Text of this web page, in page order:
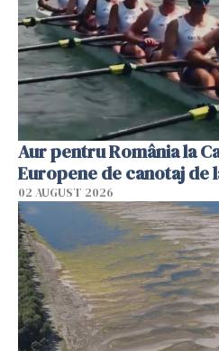
Aur pentru România la
Europene de canotaj de
02 AUGUST 2026